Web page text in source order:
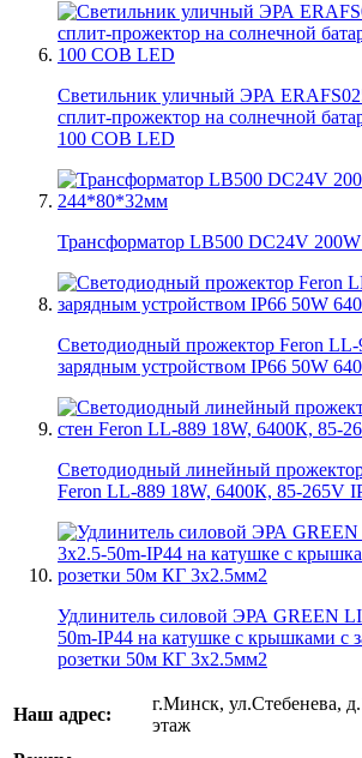
Светильник уличный ЭРА
сплит-прожектор на солнечной
100 COB LED
Трансформатор LB500 DC24V
Светодиодный прожектор Feron LL-
зарядным устройством IP66 50W
Светодиодный линейный прожектор
Feron LL-889 18W, 6400К, 85-265V
Удлинитель силовой ЭРА GREEN
50m-IP44 на катушке c крышками с
розетки 50м КГ 3x2.5мм2
Наш адрес:
г.Минск, ул.Стебенева,
этаж